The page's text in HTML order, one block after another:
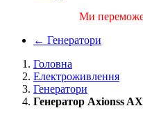
Ми
← Генератори
Головна
Електроживлення
Генератори
Генератор Axionss